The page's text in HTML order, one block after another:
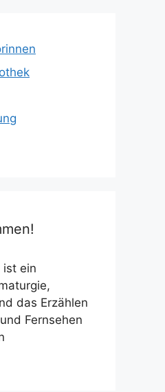
ist ein
das Erzählen
Fernsehen